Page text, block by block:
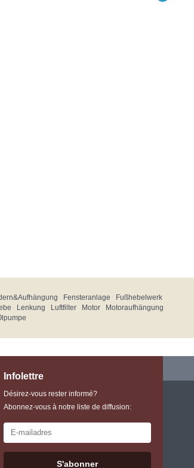
Fensteranlage
Fußhebelwerk
Lenkung Luftfilter Motor
Motoraufhängung
Infolettre
Désirez-vous rester informé?
Abonnez-vous à notre liste de diffusion:
S'abonner